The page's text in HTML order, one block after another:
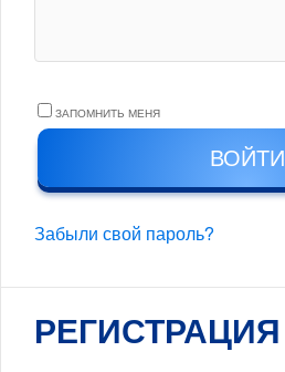
ЗАПОМНИТЬ МЕНЯ
ВОЙТИ
Забыли свой пароль?
РЕГИСТРАЦИЯ